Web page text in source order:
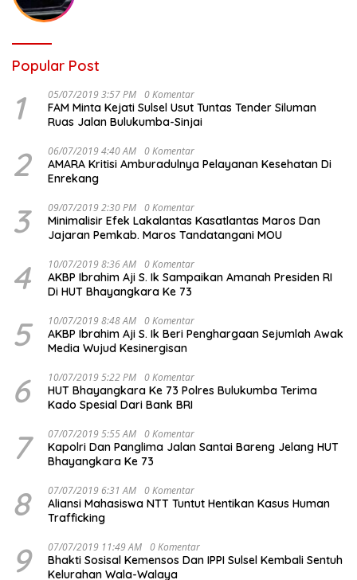
Popular Post
1 05/07/2019 3:57 PM 0 Komentar
FAM Minta Kejati Sulsel Usut Tuntas Tender Siluman
Ruas Jalan Bulukumba-Sinjai
2 06/07/2019 4:40 AM 0 Komentar
AMARA Kritisi Amburadulnya Pelayanan Kesehatan Di
Enrekang
3 09/07/2019 2:30 PM 0 Komentar
Minimalisir Efek Lakalantas Kasatlantas Maros Dan
Jajaran Pemkab. Maros Tandatangani MOU
4 10/07/2019 8:36 AM 0 Komentar
AKBP Ibrahim Aji S. Ik Sampaikan Amanah Presiden RI
Di HUT Bhayangkara Ke 73
5 10/07/2019 8:48 AM 0 Komentar
AKBP Ibrahim Aji S. Ik Beri Penghargaan Sejumlah Awak
Media Wujud Kesinergisan
6 10/07/2019 5:22 PM 0 Komentar
HUT Bhayangkara Ke 73 Polres Bulukumba Terima
Kado Spesial Dari Bank BRI
7 07/07/2019 5:55 AM 0 Komentar
Kapolri Dan Panglima Jalan Santai Bareng Jelang HUT
Bhayangkara Ke 73
8 07/07/2019 6:31 AM 0 Komentar
Aliansi Mahasiswa NTT Tuntut Hentikan Kasus Human
Trafficking
9 07/07/2019 11:49 AM 0 Komentar
Bhakti Sosisal Kemensos Dan IPPI Sulsel Kembali Sentuh
Kelurahan Wala-Walaya